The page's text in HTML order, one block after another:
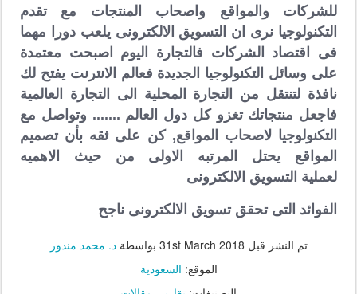
للشركات والمواقع واصحاب المنتجات مع تقدم
التكنولوجيا نرى ان التسويق الالكترونى يلعب دورا مهما
فى اقتصاد الشركات فالتجارة اليوم اصبحت معتمدة
على وسائل التكنولوجيا الجديدة فعالم الانترنت يفتح لك
نافذة لتنتقل من التجارة المحلية الى التجارة العالمية
فاجعل منتجاتك تغزو كل دول العالم ....... وتواصل مع
التكنولوجيالاصحاب المواقع, كن على ثقه بأن تصميم
المواقع يحتل المرتبه الاولى من حيث الاهميه
لعملية التسويق الالكترونى
الفوائد التى تحقق تسويق الالكترونى ناجح
تم النشر قبل 31st March 2018 بواسطةد. محمد مندور
الموقع: السعودية